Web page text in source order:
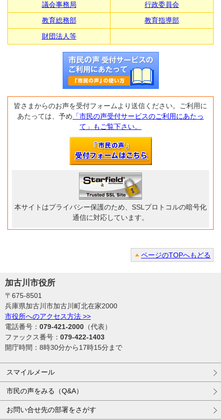
議会事務局
行政委員会
教育総務部
教育指導部
財団法人等
皆さまからのお声を受付フォームより送信ください。ご利用に
あたっては、予め 「市民の声受付サービスのご利用にあたっ
て」もご覧下さい。
本サイトはプライバシー保護のため、SSLプロトコルの暗号化
通信に対応しています。
ページのTOPへもどる
加古川市役所
〒675-8501
兵庫県加古川市加古川町北在家2000
市役所へのアクセス方法 >>
電話番号： 079-421-2000 （代表）
ファックス番号： 079-422-1403
開庁時間：8時30分から17時15分まで
スマイルメール
市民の声をみる（Q&A）
お問い合せ先の部署をさがす